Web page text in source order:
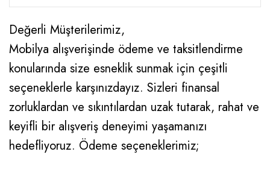
Değerli Müşterilerimiz,
Mobilya alışverişinde ödeme ve taksitlendirme
konularında size esneklik sunmak için çeşitli
seçeneklerle karşınızdayız. Sizleri finansal
zorluklardan ve sıkıntılardan uzak tutarak, rahat ve
keyifli bir alışveriş deneyimi yaşamanızı
hedefliyoruz. Ödeme seçeneklerimiz;